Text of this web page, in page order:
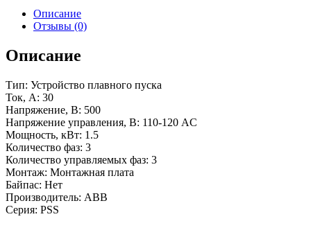
Описание
Отзывы (0)
Описание
Тип: Устройство плавного пуска
Ток, А: 30
Напряжение, В: 500
Напряжение управления, В: 110-120 AC
Мощность, кВт: 1.5
Количество фаз: 3
Количество управляемых фаз: 3
Монтаж: Монтажная плата
Байпас: Нет
Производитель: ABB
Серия: PSS